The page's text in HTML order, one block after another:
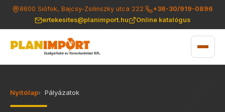
8600 Siófok, Bajcsy-Zsilinszky utca 222.
+36-30/919-0896
ertekesites@planimport.hu
Online katalógus
Nyitólap Pályázatok